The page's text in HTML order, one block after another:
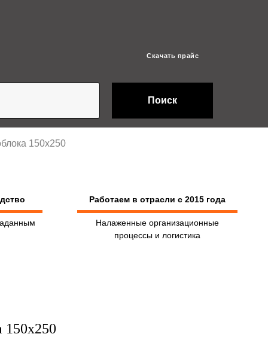
Поиск
150х250
Налаженные организационные
процессы и логистика
Работаем в отрасли с 2015 года
150х250